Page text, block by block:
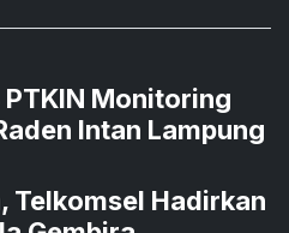
Monitoring
Intan Lampung
Telkomsel Hadirkan